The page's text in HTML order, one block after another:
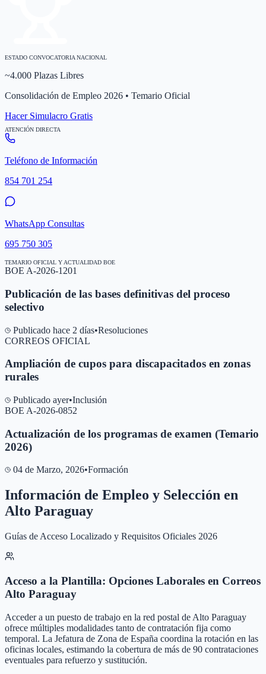
ESTADO CONVOCATORIA NACIONAL
~4.000 Plazas Libres
Consolidación de Empleo 2026 • Temario Oficial
Hacer Simulacro Gratis
ATENCIÓN DIRECTA
Teléfono de Información
854 701 254
WhatsApp Consultas
695 750 305
TEMARIO OFICIAL Y ACTUALIDAD BOE
BOE A-2026-1201
Publicación de las bases definitivas del proceso
selectivo
Publicado hace 2 días•Resoluciones
CORREOS OFICIAL
Ampliación de cupos para discapacitados en zonas
rurales
Publicado ayer•Inclusión
BOE A-2026-0852
Actualización de los programas de examen (Temario
2026)
04 de Marzo, 2026•Formación
Información de Empleo y Selección en
Alto Paraguay
Guías de Acceso Localizado y Requisitos Oficiales 2026
Acceso a la Plantilla: Opciones Laborales en Correos
Alto Paraguay
Acceder a un puesto de trabajo en la red postal de Alto Paraguay
ofrece múltiples modalidades tanto de contratación fija como
temporal. La Jefatura de Zona de España coordina la rotación en las
oficinas locales, estimando la cobertura de más de 90 contrataciones
eventuales para refuerzo y sustitución.